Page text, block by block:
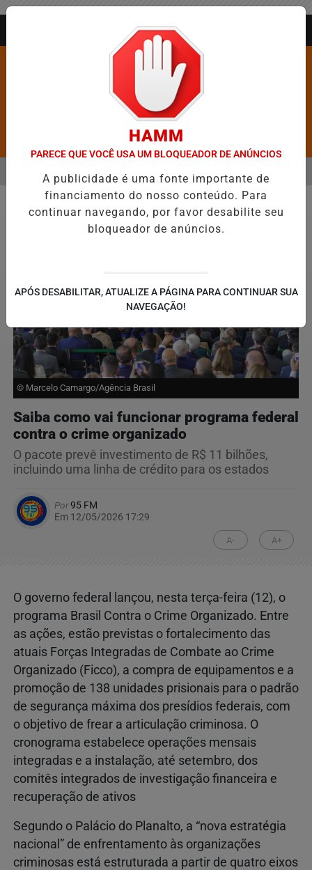
Pesquisar Notícia
É CONFIRMADA NO DIA DO EVANGÉLICO EM JEQUIÉ E REFORÇA
EM ALTA
MENU
Política
© Marcelo Camargo/Agência Brasil
Saiba como vai funcionar programa federal
contra o crime organizado
O pacote prevê investimento de R$ 11 bilhões,
incluindo uma linha de crédito para os estados
Por95 FM
Em 12/05/2026 17:29
A- A+
O governo federal lançou, nesta terça-feira (12), o
programa Brasil Contra o Crime Organizado. Entre
as ações, estão previstas o fortalecimento das
atuais Forças Integradas de Combate ao Crime
Organizado (Ficco), a compra de equipamentos e a
promoção de 138 unidades prisionais para o padrão
de segurança máxima dos presídios federais, com
o objetivo de frear a articulação criminosa. O
cronograma estabelece operações mensais
integradas e a instalação, até setembro, dos
comitês integrados de investigação financeira e
recuperação de ativos
Segundo o Palácio do Planalto, a “nova estratégia
nacional” de enfrentamento às organizações
criminosas está estruturada a partir de quatro eixos
HAMM
PARECE QUE VOCÊ USA UM BLOQUEADOR DE ANÚNCIOS
A publicidade é uma fonte importante de
financiamento do nosso conteúdo. Para
continuar navegando, por favor desabilite seu
bloqueador de anúncios.
APÓS DESABILITAR, ATUALIZE A PÁGINA PARA CONTINUAR SUA
NAVEGAÇÃO!